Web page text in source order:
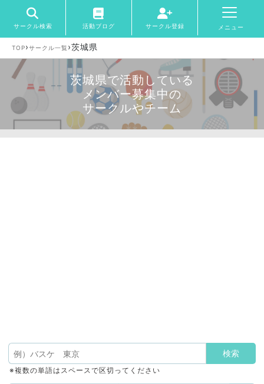
サークル検索 活動ブログ サークル登録 メニュー
TOP›サークル一覧 ›茨城県
茨城県で活動している
メンバー募集中の
サークルやチーム
※複数の単語はスペースで区切ってください